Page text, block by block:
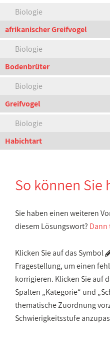
Biologie
afrikanischer Greifvogel
Biologie
Bodenbrüter
Biologie
Greifvogel
Biologie
Habichtart
So können Sie
Sie haben einen weiteren
diesem Lösungswort? Dann
Klicken Sie auf das Symbol
Fragestellung, um einen
korrigieren. Klicken Sie auf
Spalten „Kategorie“ und
thematische Zuordnung
Schwierigkeitsstufe